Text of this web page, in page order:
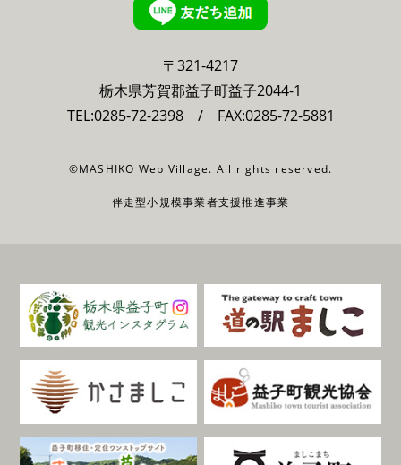
〒321-4217
栃木県芳賀郡益子町益子2044-1
TEL:0285-72-2398/ FAX:0285-72-5881
©MASHIKO Web Village. All rights reserved.
伴走型小規模事業者支援推進事業